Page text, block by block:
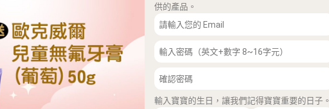
供的產品。
輸入寶寶的生日，讓我們記得寶寶重要的日子。